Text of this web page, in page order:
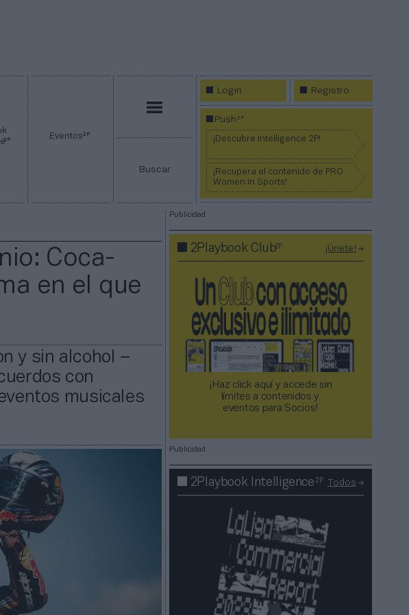
2P Eventos2P
Buscar
Login Registro
Push2P
¡Descubre Intelligence 2P!
¡Recupera el contenido de PRO
Women in Sports!
Coca-
en el que
y sin alcohol –
con
musicales
Publicidad
2Playbook Club2P ¡Únete!
¡Haz click aquí y accede sin
límites a contenidos y
eventos para Socios!​​​​​​​
Publicidad
2Playbook Intelligence2P Todos